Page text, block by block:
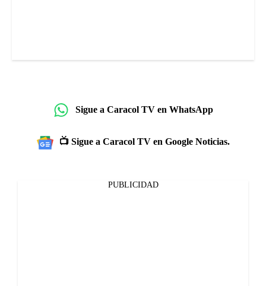
Sigue a Caracol TV en WhatsApp
📺 Sigue a Caracol TV en Google Noticias.
PUBLICIDAD